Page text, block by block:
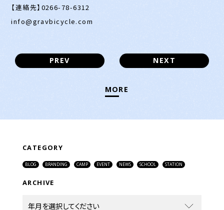
【連絡先】0266-78-6312
info@gravbicycle.com
PREV NEXT
MORE
CATEGORY
BLOG BRANDING CAMP EVENT NEWS SCHOOL STATION
ARCHIVE